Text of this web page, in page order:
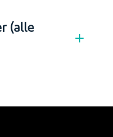
(alle